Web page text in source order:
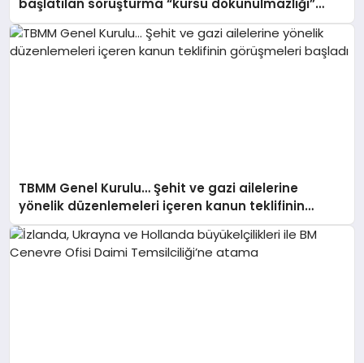
başlatılan soruşturma “kürsü dokunulmazlığı”
tartışmasına neden oldu
TBMM Genel Kurulu… Şehit ve gazi ailelerine
yönelik düzenlemeleri içeren kanun teklifinin
görüşmeleri başladı